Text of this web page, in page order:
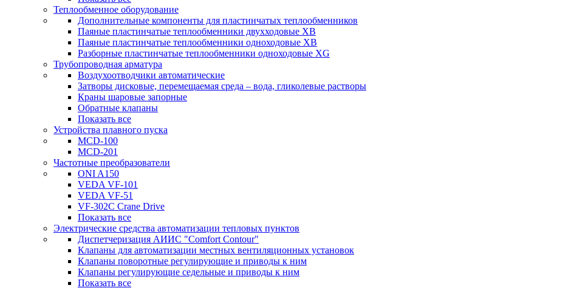
Теплообменное оборудование
Дополнительные компоненты для пластинчатых теплообменников
Паяные пластинчатые теплообменники двухходовые XB
Паяные пластинчатые теплообменники одноходовые ХВ
Разборные пластинчатые теплообменники одноходовые ХG
Трубопроводная арматура
Воздухоотводчики автоматические
Затворы дисковые, перемещаемая среда – вода, гликолевые растворы
Краны шаровые запорные
Обратные клапаны
Показать все
Устройства плавного пуска
MCD-100
MCD-201
Частотные преобразователи
ONI A150
VEDA VF-101
VEDA VF-51
VF-302C Crane Drive
Показать все
Электрические средства автоматизации тепловых пунктов
Диспетчеризация АИИС "Comfort Contour"
Клапаны для автоматизации местных вентиляционных установок
Клапаны поворотные регулирующие и приводы к ним
Клапаны регулирующие седельные и приводы к ним
Показать все